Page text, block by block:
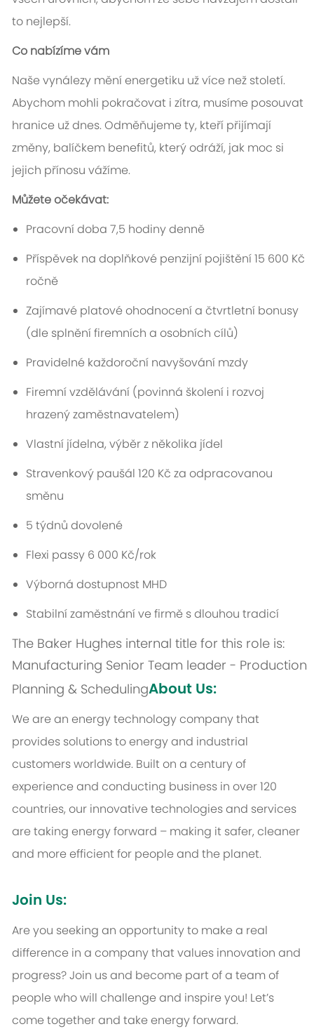
to nejlepší.
Co nabízíme vám
Naše vynálezy mění energetiku už více než století.
Abychom mohli pokračovat i zítra, musíme posouvat
hranice už dnes. Odměňujeme ty, kteří přijímají
změny, balíčkem benefitů, který odráží, jak moc si
jejich přínosu vážíme.
Můžete očekávat:
Pracovní doba 7,5 hodiny denně
Příspěvek na doplňkové penzijní pojištění 15 600 Kč
ročně
Zajímavé platové ohodnocení a čtvrtletní bonusy
(dle splnění firemních a osobních cílů)
Pravidelné každoroční navyšování mzdy
Firemní vzdělávání (povinná školení i rozvoj
hrazený zaměstnavatelem)
Vlastní jídelna, výběr z několika jídel
Stravenkový paušál 120 Kč za odpracovanou
směnu
5 týdnů dovolené
Flexi passy 6 000 Kč/rok
Výborná dostupnost MHD
Stabilní zaměstnání ve firmě s dlouhou tradicí
The Baker Hughes internal title for this role is:
Manufacturing Senior Team leader - Production
Planning & SchedulingAbout Us:
We are an energy technology company that
provides solutions to energy and industrial
customers worldwide. Built on a century of
experience and conducting business in over 120
countries, our innovative technologies and services
are taking energy forward – making it safer, cleaner
and more efficient for people and the planet.
Join Us:
Are you seeking an opportunity to make a real
difference in a company that values innovation and
progress? Join us and become part of a team of
people who will challenge and inspire you! Let’s
come together and take energy forward.